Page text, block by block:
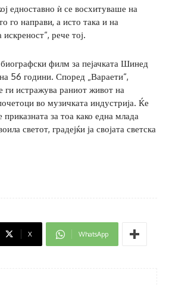
едноставно ѝ се восхитуваше на
го направи, а исто така и на
искреност“, рече тој.
филм за пејачката Шинед
56 години. Според „Вараети“,
ги истражува раниот живот на
во музичката индустрија. Ќе
приказната за тоа како една млада
светот, градејќи ја својата светска
X WhatsApp